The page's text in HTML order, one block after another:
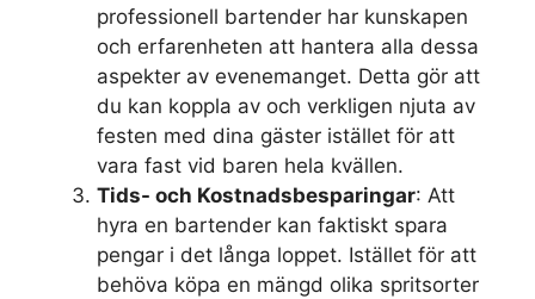
professionell bartender har kunskapen
och erfarenheten att hantera alla dessa
aspekter av evenemanget. Detta gör att
du kan koppla av och verkligen njuta av
festen med dina gäster istället för att
vara fast vid baren hela kvällen.
Tids- och Kostnadsbesparingar: Att
hyra en bartender kan faktiskt spara
pengar i det långa loppet. Istället för att
behöva köpa en mängd olika spritsorter